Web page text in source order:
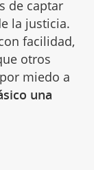
de captar
la justicia.
facilidad,
otros
miedo a
una